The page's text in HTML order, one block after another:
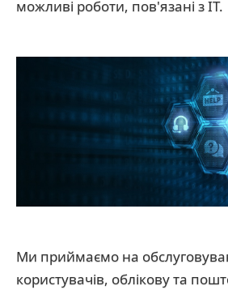
можливі роботи, пов'язані з IT.
Ми приймаємо на
користувачів, облікову та